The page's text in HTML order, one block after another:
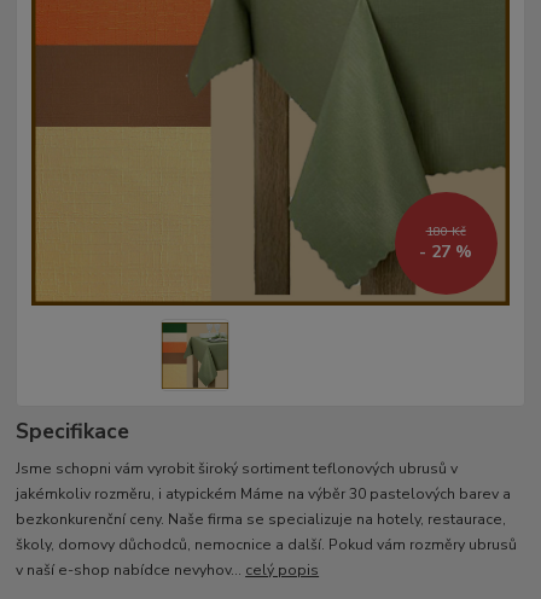
180 Kč
- 27 %
Specifikace
Jsme schopni vám vyrobit široký sortiment teflonových ubrusů v
jakémkoliv rozměru, i atypickém Máme na výběr 30 pastelových barev a
bezkonkurenční ceny. Naše firma se specializuje na hotely, restaurace,
školy, domovy důchodců, nemocnice a další. Pokud vám rozměry ubrusů
v naší e-shop nabídce nevyhov... celý popis